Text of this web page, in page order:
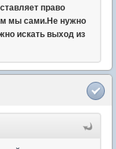
право
мы сами.Не нужно
искать выход из